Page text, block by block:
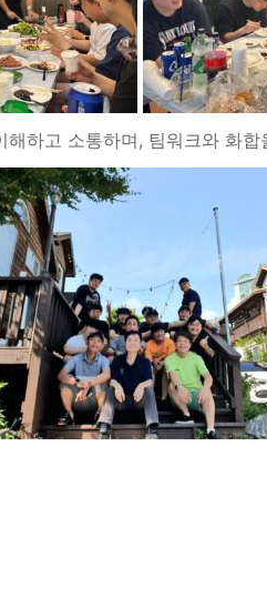
하고 소통하며, 팀워크와 화